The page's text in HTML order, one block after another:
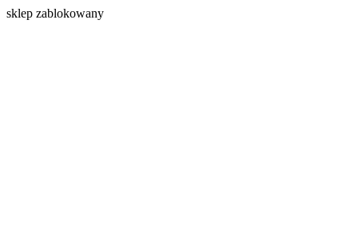
sklep zablokowany